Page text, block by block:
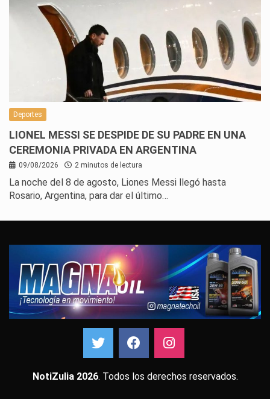
Deportes
LIONEL MESSI SE DESPIDE DE SU PADRE EN UNA
CEREMONIA PRIVADA EN ARGENTINA
09/08/2026 2 minutos de lectura
La noche del 8 de agosto, Liones Messi llegó hasta
Rosario, Argentina, para dar el último…
NotiZulia 2026. Todos los derechos reservados.